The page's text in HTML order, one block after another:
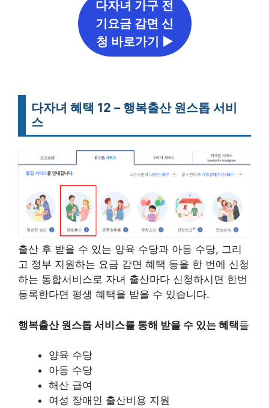
다자녀 가구 전
기요금 감면 신
청 바로가기 ▶
다자녀 혜택 12 – 행복출산 원스톱 서비
스
출산 후 받을 수 있는 양육 수당과 아동 수당, 그리
고 정부 지원하는 요금 감면 혜택 등을 한 번에 신청
하는 통합서비스로 자녀 출산마다 신청하시면 한번
등록한다면 평생 혜택을 받을 수 있습니다.
행복출산 원스톱 서비스를 통해 받을 수 있는 혜택들
양육 수당
아동 수당
해산 급여
여성 장애인 출산비용 지원